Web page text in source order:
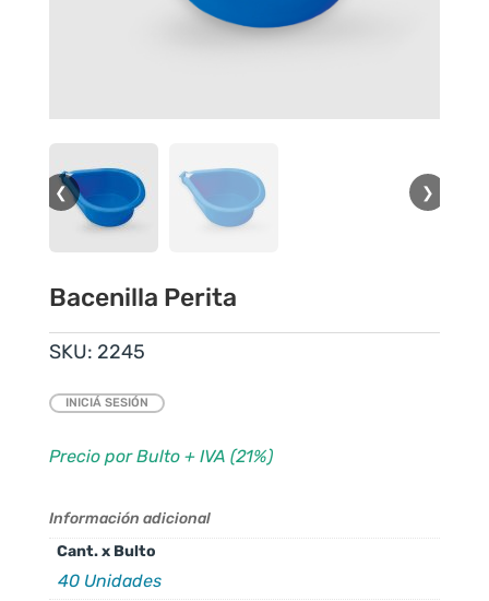
❮ ❯
Bacenilla Perita
SKU: 2245
INICIÁ SESIÓN
Precio por Bulto + IVA (21%)
Información adicional
Cant. x Bulto
40 Unidades